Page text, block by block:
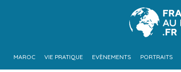
MAROC VIE PRATIQUE EVÈNEMENTS PORTRAITS